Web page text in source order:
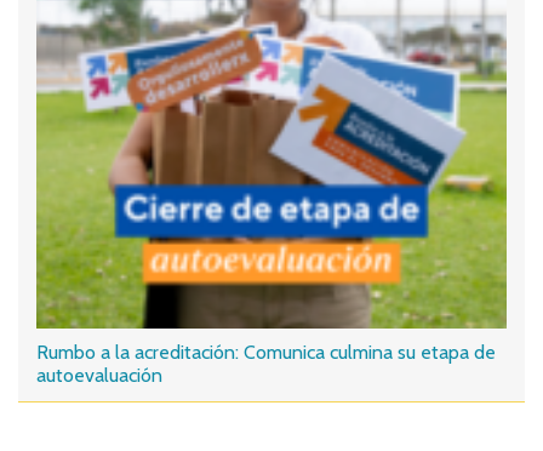
Rumbo a la acreditación: Comunica culmina su etapa de
autoevaluación